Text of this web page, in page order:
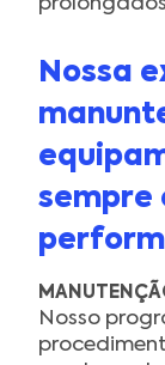
Nossa
sempre
Nosso